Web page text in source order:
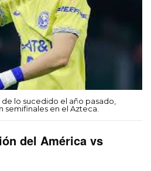
lo sucedido el año pasado,
semifinales en el Azteca.
del América vs